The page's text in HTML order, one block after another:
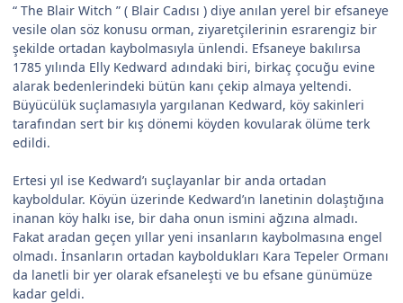
“ The Blair Witch ” ( Blair Cadısı ) diye anılan yerel bir efsaneye
vesile olan söz konusu orman, ziyaretçilerinin esrarengiz bir
şekilde ortadan kaybolmasıyla ünlendi. Efsaneye bakılırsa
1785 yılında Elly Kedward adındaki biri, birkaç çocuğu evine
alarak bedenlerindeki bütün kanı çekip almaya yeltendi.
Büyücülük suçlamasıyla yargılanan Kedward, köy sakinleri
tarafından sert bir kış dönemi köyden kovularak ölüme terk
edildi.
Ertesi yıl ise Kedward’ı suçlayanlar bir anda ortadan
kayboldular. Köyün üzerinde Kedward’ın lanetinin dolaştığına
inanan köy halkı ise, bir daha onun ismini ağzına almadı.
Fakat aradan geçen yıllar yeni insanların kaybolmasına engel
olmadı. İnsanların ortadan kayboldukları Kara Tepeler Ormanı
da lanetli bir yer olarak efsaneleşti ve bu efsane günümüze
kadar geldi.